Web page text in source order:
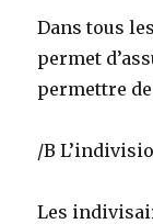
Dans tous
permet
permettre
/B
Les